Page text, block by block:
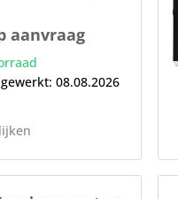
afhankelijk
voor het...
aanvraag
08.08.2026